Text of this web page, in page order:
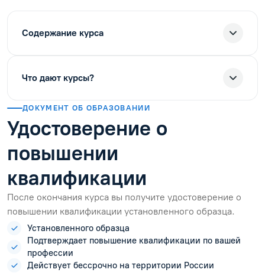
Содержание курса
Что дают курсы?
ДОКУМЕНТ ОБ ОБРАЗОВАНИИ
Удостоверение о
повышении
квалификации
После окончания курса вы получите удостоверение о
повышении квалификации установленного образца.
Установленного образца
Подтверждает повышение квалификации по вашей
профессии
Действует бессрочно на территории России